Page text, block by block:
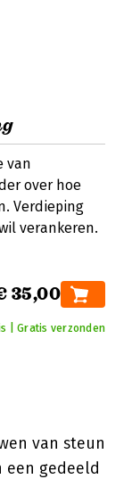
van
over hoe
Verdieping
verankeren.
35,00
| Gratis verzonden
van steun
gedeeld